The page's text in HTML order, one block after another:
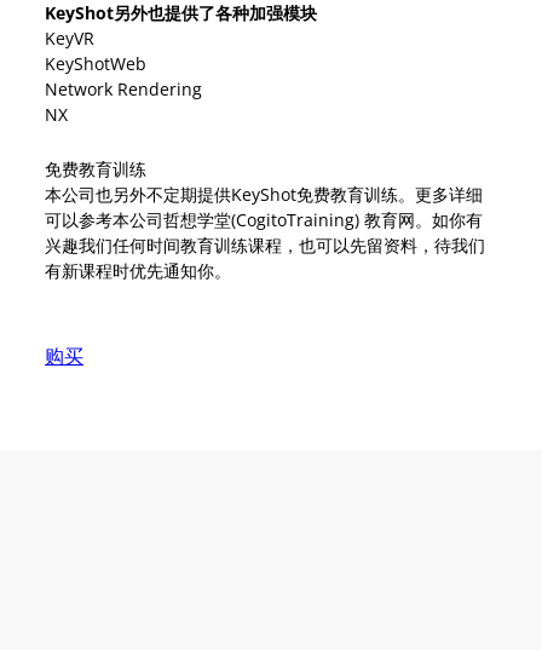
KeyShot另外也提供了各种加强模块
KeyVR
KeyShotWeb
Network Rendering
NX
免费教育训练
本公司也另外不定期提供KeyShot免费教育训练。更多详细
可以参考本公司哲想学堂(CogitoTraining) 教育网。如你有
兴趣我们任何时间教育训练课程，也可以先留资料，待我们
有新课程时优先通知你。
购买